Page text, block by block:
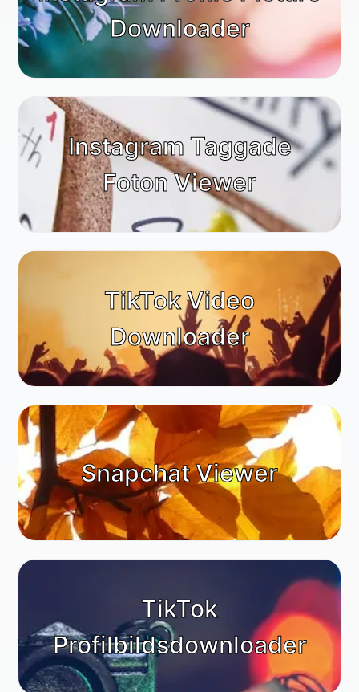
Animals & Nature
Downloader
Instagram Taggade
Foton Viewer
TikTok Video
Downloader
Snapchat Viewer
TikTok
Profilbildsdownloader